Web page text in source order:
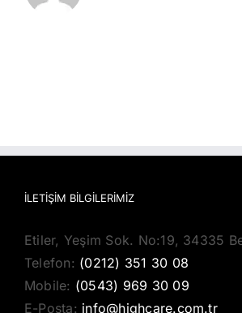
İLETIŞIM BILGILERIMIZ
Etiler, Yeşim Sok. No:19, 34335
Telefon: (0212) 351 30 08
Mobile: (0543) 969 30 09
E-Posta: info@highcare.com.tr